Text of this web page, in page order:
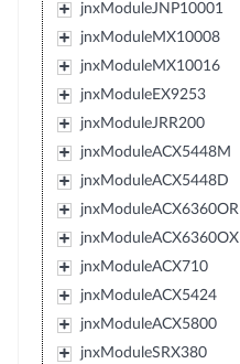
jnxModuleJNP10001
jnxModuleMX10008
jnxModuleMX10016
jnxModuleEX9253
jnxModuleJRR200
jnxModuleACX5448M
jnxModuleACX5448D
jnxModuleACX6360OR
jnxModuleACX6360OX
jnxModuleACX710
jnxModuleACX5424
jnxModuleACX5800
jnxModuleSRX380